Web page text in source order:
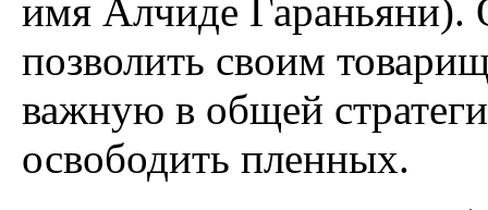
имя Алчиде Гараньяни).
позволить своим
важную в общей
освободить пленных.